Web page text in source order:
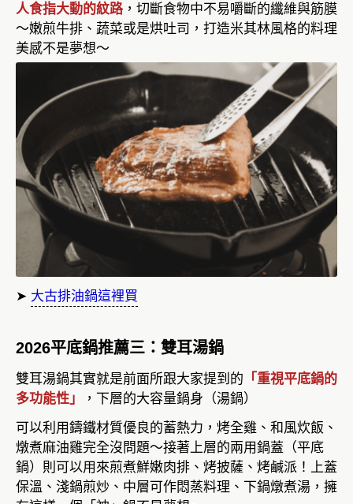
人食指大動的紋路，切斷食物中不易嚼斷的纖維與筋膜
～嫩煎牛排、蔬菜或是烘吐司，打造米其林風格的料理
美感不是夢想～
➤ 大古排油鍋這裡買
2026平底鍋推薦三：雙耳湯鍋
雙耳湯鍋其實就是前面所跟大家提到的 「重視平底鍋的
多功能性」
，下層的大容量鍋身（湯鍋）
可以利用鑄鐵材質優良的蓄熱力，烤全雞、和風炊飯、
燉煮麻油雞完全沒問題～接著上層的兩用鍋蓋（平底
鍋）則可以用來煎煮鮮嫩肉排、烤披薩、烤鹹派！上蓋
保溫、淺鍋煎炒、中層可作悶蒸料理、下鍋燉煮湯，擁